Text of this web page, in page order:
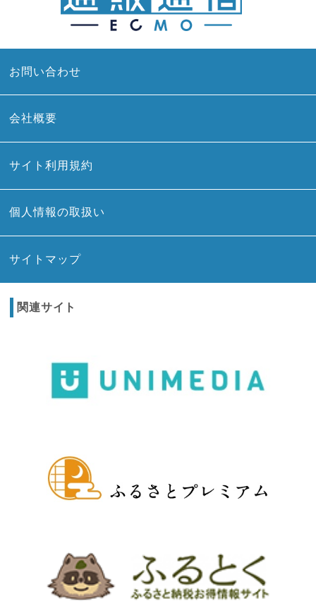
お問い合わせ
会社概要
サイト利用規約
個人情報の取扱い
サイトマップ
関連サイト